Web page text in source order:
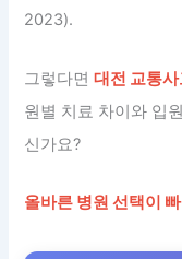
2023).
그렇다면대전 교통
원별 치료 차이와 입
신가요?
올바른 병원 선택이